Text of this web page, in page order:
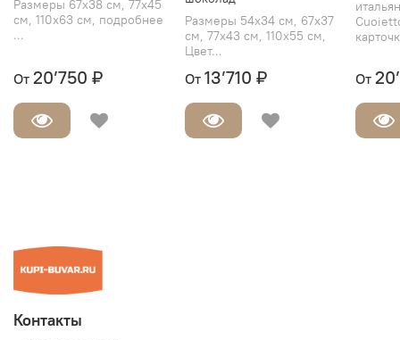
Размеры 67х38 см, 77х45
см, 110х63 см, подробнее
...
От 20’750 ₽
Размеры 54х34 см, 67х37
см, 77х43 см, 110х55 см,
Цвет...
От 13’710 ₽ От
Контакты